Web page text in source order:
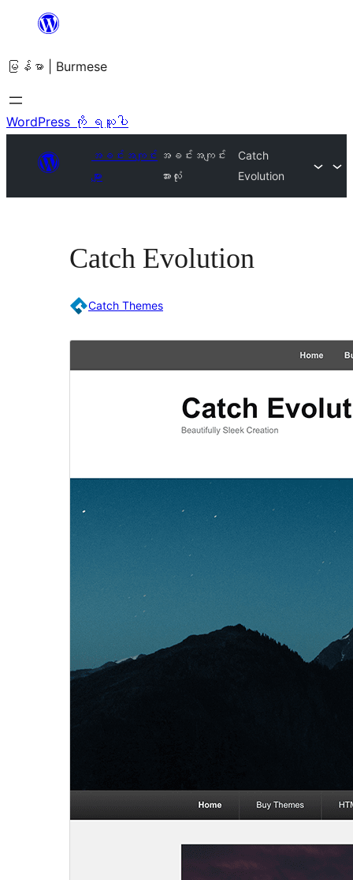
အကြောင်းအရာ
ကျော်သွား
ရန်
မြန်မာ | Burmese
WordPress ကို ရယူပါ
အခင်းအကျင်း
များ
အခင်းအကျင်း
အားလုံး
Catch
Evolution
Catch Evolution
Catch Themes